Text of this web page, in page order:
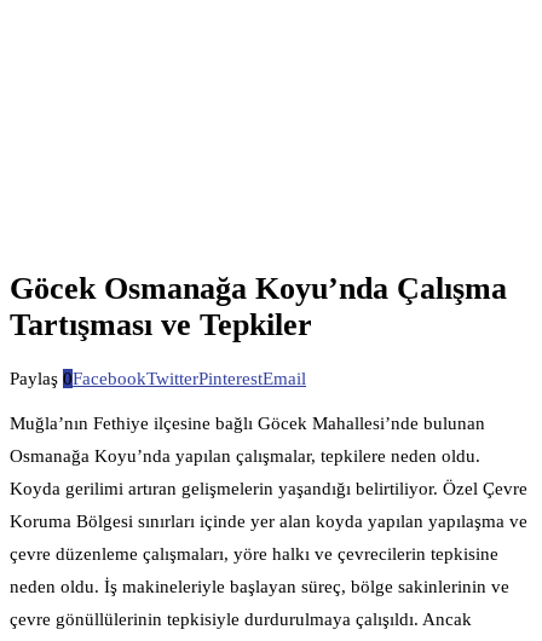
Göcek Osmanağa Koyu’nda Çalışma
Tartışması ve Tepkiler
Paylaş 0FacebookTwitterPinterestEmail
Muğla’nın Fethiye ilçesine bağlı Göcek Mahallesi’nde bulunan
Osmanağa Koyu’nda yapılan çalışmalar, tepkilere neden oldu.
Koyda gerilimi artıran gelişmelerin yaşandığı belirtiliyor. Özel Çevre
Koruma Bölgesi sınırları içinde yer alan koyda yapılan yapılaşma ve
çevre düzenleme çalışmaları, yöre halkı ve çevrecilerin tepkisine
neden oldu. İş makineleriyle başlayan süreç, bölge sakinlerinin ve
çevre gönüllülerinin tepkisiyle durdurulmaya çalışıldı. Ancak